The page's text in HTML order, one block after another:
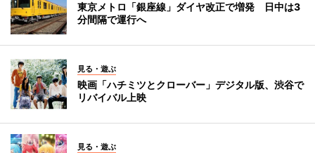
東京メトロ「銀座線」ダイヤ改正で増発 日中は3
分間隔で運行へ
見る・遊ぶ
映画「ハチミツとクローバー」デジタル版、渋谷で
リバイバル上映
見る・遊ぶ